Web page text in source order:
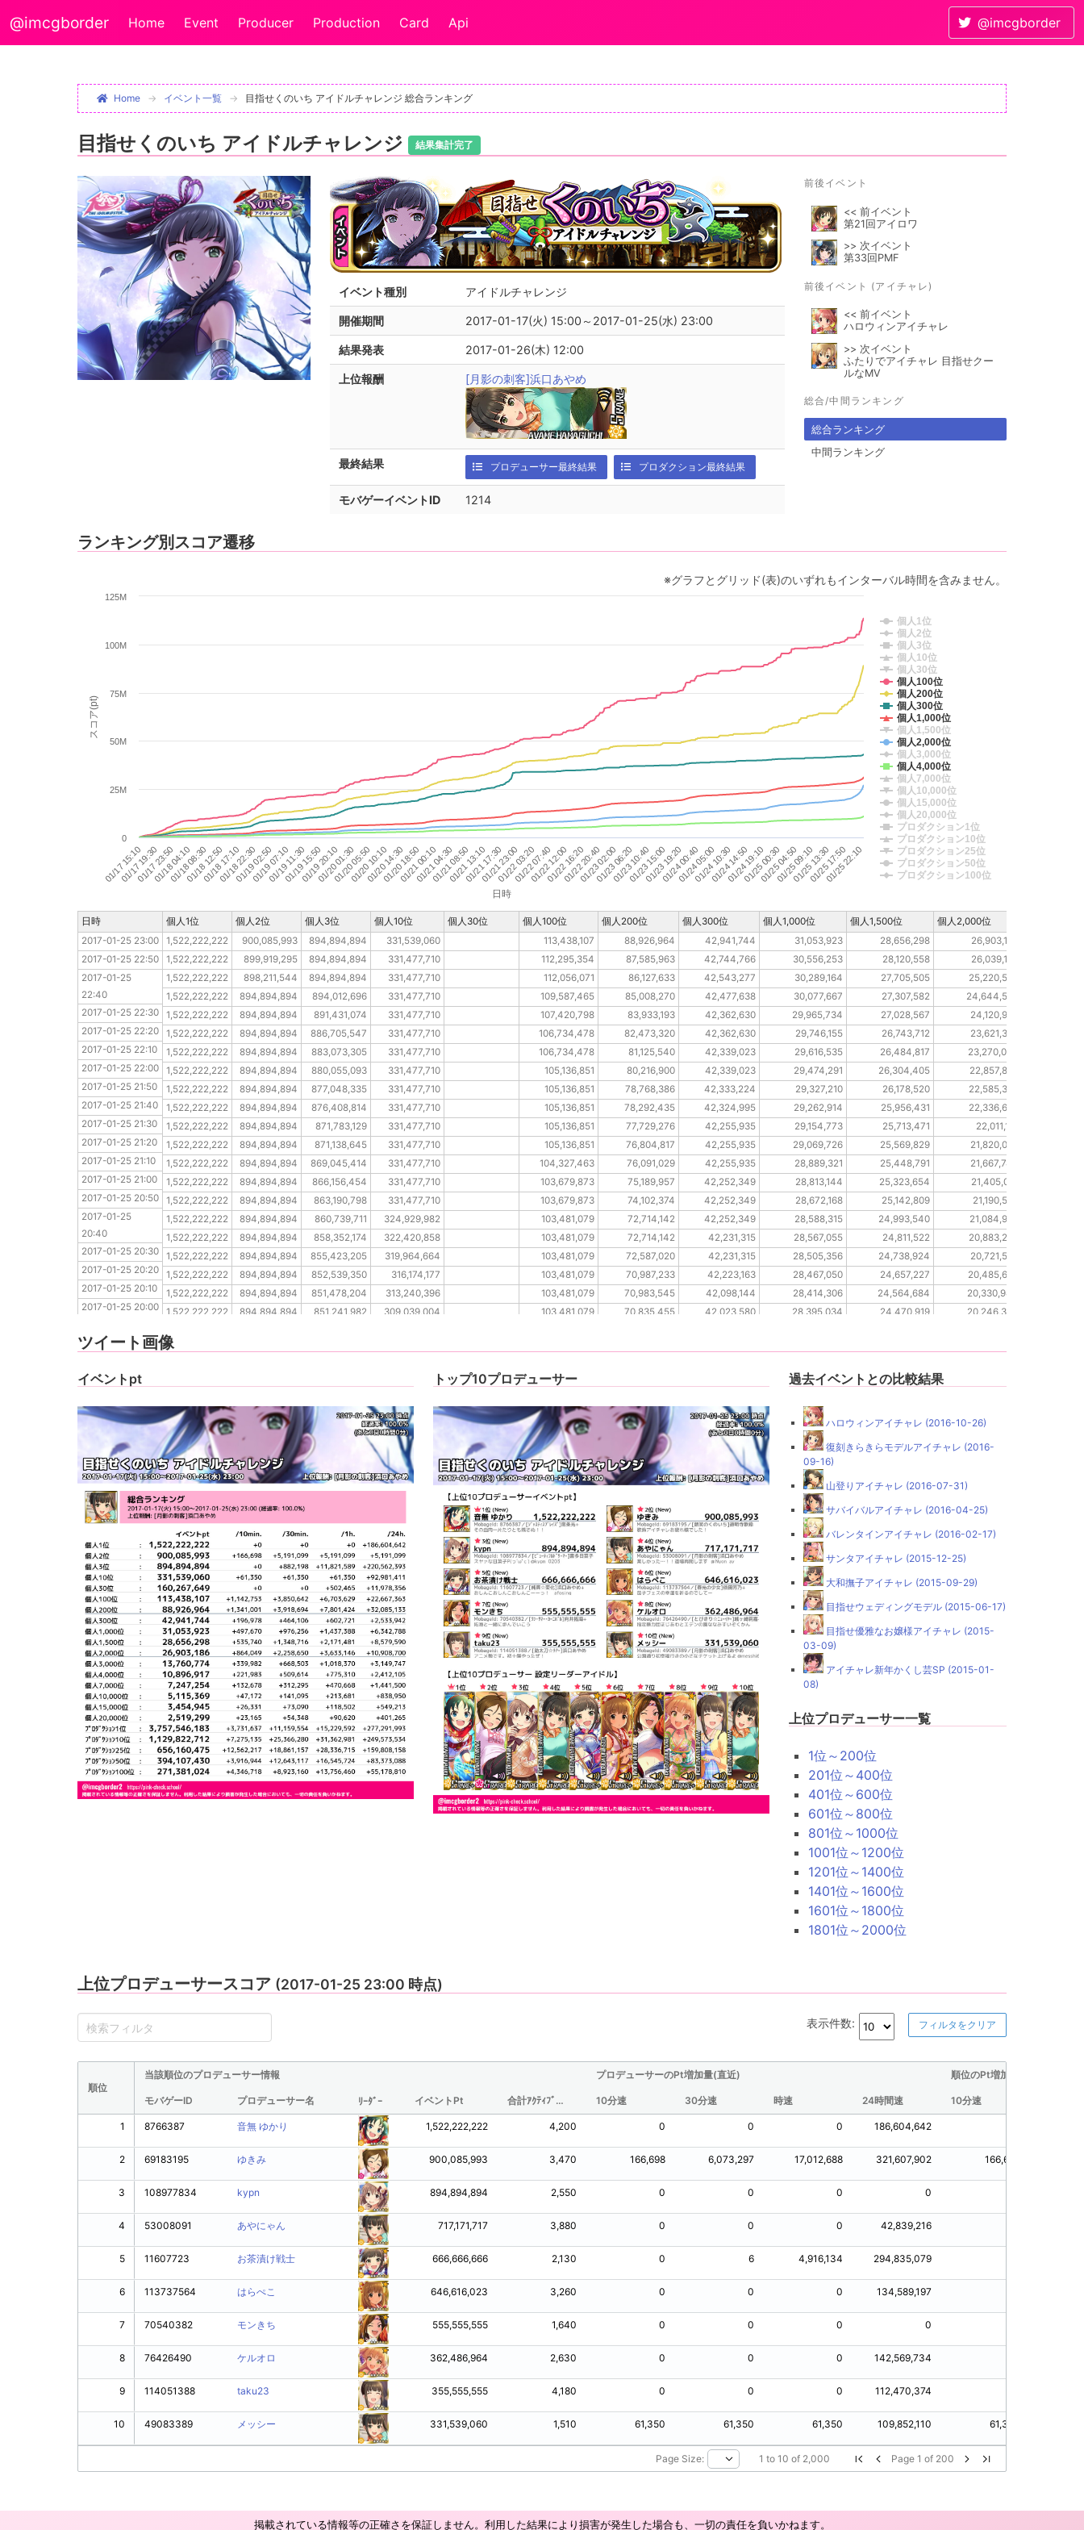
@imcgborder Home Event Producer Production Card Api @imcgborder
Home イベント一覧 目指せくのいち アイドルチャレンジ 総合ランキング
目指せくのいち アイドルチャレンジ 結果集計完了
イベント種別 アイドルチャレンジ
開催期間 2017-01-17(火) 15:00～2017-01-25(水) 23:00
結果発表 2017-01-26(木) 12:00
上位報酬 [月影の刺客]浜口あやめ
最終結果 プロデューサー最終結果 プロダクション最終結果
モバゲーイベントID 1214
前後イベント
<< 前イベント
第21回アイロワ
>> 次イベント
第33回PMF
前後イベント (アイチャレ)
<< 前イベント
ハロウィンアイチャレ
>> 次イベント
ふたりでアイチャレ 目指せクー
ルなMV
総合/中間ランキング
総合ランキング
中間ランキング
ランキング別スコア遷移
※グラフとグリッド(表)のいずれもインターバル時間を含みません。
日時
スコア(pt)
個人1位
個人2位
個人3位
個人10位
個人30位
個人100位
個人200位
個人300位
個人1,000位
個人1,500位
個人2,000位
個人3,000位
個人4,000位
個人7,000位
個人10,000位
個人15,000位
個人20,000位
プロダクション1位
プロダクション10位
プロダクション25位
プロダクション50位
プロダクション100位
01/17 15:10 01/19 20:10 01/22 03:20 01/24 10:30
01/17 19:30
01/17 23:50
01/18 04:10
01/18 08:30
01/18 12:50
01/18 17:10
01/18 22:30
01/19 02:50
01/19 07:10
01/19 11:30
01/19 15:5001/20 01:30
01/20 05:50
01/20 10:10
01/20 14:30
01/20 18:50
01/21 00:10
01/21 04:30
01/21 08:50
01/21 13:10
01/21 17:30
01/21 23:0001/22 07:40
01/22 12:00
01/22 16:20
01/22 20:40
01/23 02:00
01/23 06:20
01/23 10:40
01/23 15:00
01/23 19:20
01/24 00:40
01/24 05:0001/24 14:50
01/24 19:10
01/25 00:30
01/25 04:50
01/25 09:10
01/25 13:30
01/25 17:50
01/25 22:10
0
25M
50M
75M
100M
125M
2017-01-25 23:00 1,522,222,222 900,085,993 894,894,894 331,539,060 113,438,107 88,926,964 42,941,744 31,053,923 28,656,298 26,903,186
2017-01-25 22:50
1,522,222,222 899,919,295 894,894,894 331,477,710 112,295,354 87,585,963 42,744,766 30,556,253 28,120,558 26,039,137
2017-01-25 22:40
1,522,222,222 898,211,544 894,894,894 331,477,710 112,056,071 86,127,633 42,543,277 30,289,164 27,705,505 25,220,558
2017-01-25 22:30
1,522,222,222 894,894,894 894,012,696 331,477,710 109,587,465 85,008,270 42,477,638 30,077,667 27,307,582 24,644,536
2017-01-25 22:20
1,522,222,222 894,894,894 891,431,074 331,477,710 107,420,798 83,933,193 42,362,630 29,965,734 27,028,567 24,120,933
2017-01-25 22:10
1,522,222,222 894,894,894 886,705,547 331,477,710 106,734,478 82,473,320 42,362,630 29,746,155 26,743,712 23,621,329
2017-01-25 22:00
1,522,222,222 894,894,894 883,073,305 331,477,710 106,734,478 81,125,540 42,339,023 29,616,535 26,484,817 23,270,040
2017-01-25 21:50
1,522,222,222 894,894,894 880,055,093 331,477,710 105,136,851 80,216,900 42,339,023 29,474,291 26,304,405 22,857,889
2017-01-25 21:40
1,522,222,222 894,894,894 877,048,335 331,477,710 105,136,851 78,768,386 42,333,224 29,327,210 26,178,520 22,585,306
2017-01-25 21:30
1,522,222,222 894,894,894 876,408,814 331,477,710 105,136,851 78,292,435 42,324,995 29,262,914 25,956,431 22,336,602
2017-01-25 21:20
1,522,222,222 894,894,894 871,783,129 331,477,710 105,136,851 77,729,276 42,255,935 29,154,773 25,713,471 22,011,110
2017-01-25 21:10
1,522,222,222 894,894,894 871,138,645 331,477,710 105,136,851 76,804,817 42,255,935 29,069,726 25,569,829 21,820,088
2017-01-25 21:00
1,522,222,222 894,894,894 869,045,414 331,477,710 104,327,463 76,091,029 42,255,935 28,889,321 25,448,791 21,667,744
2017-01-25 20:50
1,522,222,222 894,894,894 866,156,454 331,477,710 103,679,873 75,189,957 42,252,349 28,813,144 25,323,654 21,405,091
2017-01-25 20:40
1,522,222,222 894,894,894 863,190,798 331,477,710 103,679,873 74,102,374 42,252,349 28,672,168 25,142,809 21,190,522
2017-01-25 20:30
1,522,222,222 894,894,894 860,739,711 324,929,982 103,481,079 72,714,142 42,252,349 28,588,315 24,993,540 21,084,930
2017-01-25 20:20
1,522,222,222 894,894,894 858,352,174 322,420,858 103,481,079 72,714,142 42,231,315 28,567,055 24,811,522 20,883,236
2017-01-25 20:10
1,522,222,222 894,894,894 855,423,205 319,964,664 103,481,079 72,587,020 42,231,315 28,505,356 24,738,924 20,721,579
2017-01-25 20:00
1,522,222,222 894,894,894 852,539,350 316,174,177 103,481,079 70,987,233 42,223,163 28,467,050 24,657,227 20,485,663
2017-01-25 19:50
1,522,222,222 894,894,894 851,478,204 313,240,396 103,481,079 70,983,545 42,098,144 28,414,306 24,564,684 20,330,944
2017-01-25 19:40
1,522,222,222 894,894,894 851,241,982 309,039,004 103,481,079 70,835,455 42,023,580 28,395,034 24,470,919 20,246,364
日時 個人1位 個人2位 個人3位 個人10位 個人30位 個人100位 個人200位 個人300位 個人1,000位 個人1,500位 個人2,000位
2017-01-25 23:00
2017-01-25 22:50
2017-01-25
22:40
2017-01-25 22:30
2017-01-25 22:20
2017-01-25 22:10
2017-01-25 22:00
2017-01-25 21:50
2017-01-25 21:40
2017-01-25 21:30
2017-01-25 21:20
2017-01-25 21:10
2017-01-25 21:00
2017-01-25 20:50
2017-01-25
20:40
2017-01-25 20:30
2017-01-25 20:20
2017-01-25 20:10
2017-01-25 20:00
2017-01-25 19:40
日時
ツイート画像
イベントpt トップ10プロデューサー 過去イベントとの比較結果
ハロウィンアイチャレ (2016-10-26)
復刻きらきらモデルアイチャレ (2016-
09-16)
山登りアイチャレ (2016-07-31)
サバイバルアイチャレ (2016-04-25)
バレンタインアイチャレ (2016-02-17)
サンタアイチャレ (2015-12-25)
大和撫子アイチャレ (2015-09-29)
目指せウェディングモデル (2015-06-17)
目指せ優雅なお嬢様アイチャレ (2015-
03-09)
アイチャレ新年かくし芸SP (2015-01-
08)
上位プロデューサー一覧
1位～200位
201位～400位
401位～600位
601位～800位
801位～1000位
1001位～1200位
1201位～1400位
1401位～1600位
1601位～1800位
1801位～2000位
上位プロデューサースコア (2017-01-25 23:00 時点)
表示件数: フィルタをクリア
順位
当該順位のプロデューサー情報 プロデューサーのPt増加量(直近) 順位のPt増加量(直近)
モバゲーID プロデューサー名 ﾘｰﾀﾞｰ イベントPt 合計ｱｸﾃｨﾌﾞ時間(分/観測されたものからの推定値) 10分速 30分速 時速 24時間速 10分速
1
2
3
4
5
6
7
8
9
10
8766387 音無 ゆかり 1,522,222,222 4,200 0 0 0 186,604,642
69183195 ゆきみ 900,085,993 3,470 166,698 6,073,297 17,012,688 321,607,902 166,698
108977834 kypn 894,894,894 2,550 0 0 0 0
53008091 あやにゃん 717,171,717 3,880 0 0 0 42,839,216
11607723 お茶漬け戦士 666,666,666 2,130 0 6 4,916,134 294,835,079
113737564 はらぺこ 646,616,023 3,260 0 0 0 134,589,197
70540382 モンきち 555,555,555 1,640 0 0 0 0
76426490 ケルオロ 362,486,964 2,630 0 0 0 142,569,734
114051388 taku23 355,555,555 4,180 0 0 0 112,470,374
49083389 メッシー 331,539,060 1,510 61,350 61,350 61,350 109,852,110 61,350
Page Size: 1 to 10 of 2,000 Page 1 of 200
掲載されている情報等の正確さを保証しません。利用した結果により損害が発生した場合も、一切の責任を負いかねます。